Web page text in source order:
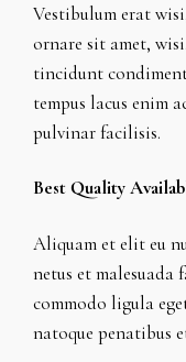
Vestibulum erat
ornare sit amet,
tincidunt
tempus lacus enim
pulvinar facilisis.
Best Quality
Aliquam et elit eu
netus et malesuada
commodo ligula
natoque penatibus